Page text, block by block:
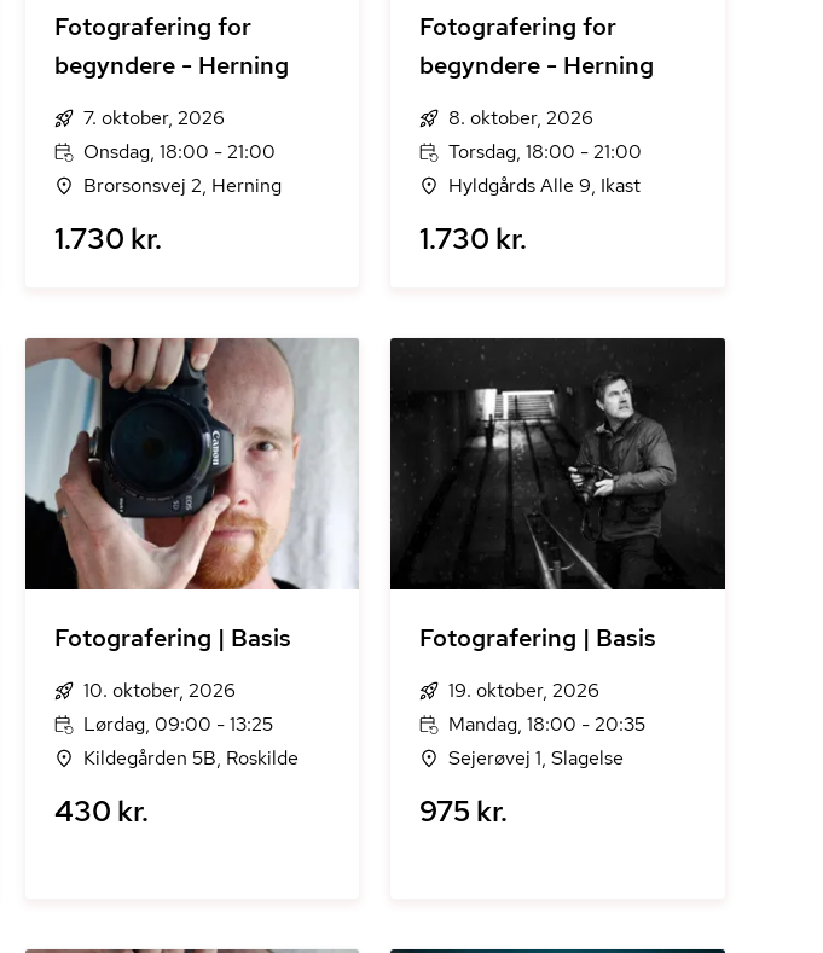
Fotografering for
begyndere - Herning
7. oktober, 2026
Onsdag, 18:00 - 21:00
Brorsonsvej 2, Herning
1.730 kr.
Fotografering for
begyndere - Herning
8. oktober, 2026
Torsdag, 18:00 - 21:00
Hyldgårds Alle 9, Ikast
1.730 kr.
Fotografering | Basis
10. oktober, 2026
Lørdag, 09:00 - 13:25
Kildegården 5B, Roskilde
430 kr.
Fotografering | Basis
19. oktober, 2026
Mandag, 18:00 - 20:35
Sejerøvej 1, Slagelse
975 kr.